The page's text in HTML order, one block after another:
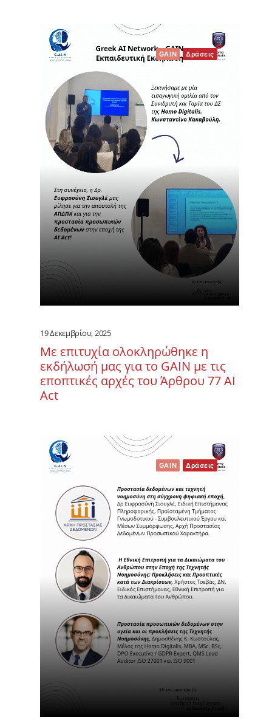
GAIN Δράσεις
19 Δεκεμβρίου, 2025
Με επιτυχία ολοκληρώθηκε η
εκδήλωσή μας για το GAIN με τις
εποπτικές αρχές του Άρθρου 77 ΑΙ
Act
GAIN Δράσεις